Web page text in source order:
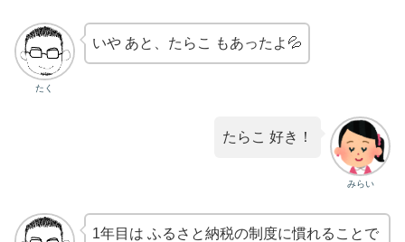
たく
いや あと、たらこ もあったよ💦
みらい
たらこ 好き！
1年目は ふるさと納税の制度に慣れることで